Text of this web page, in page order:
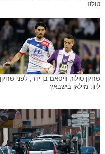
טולוז
שחקן טולוז, וויסאם בן ידר, לפני שחקן
ליון, מילאן בישבאץ